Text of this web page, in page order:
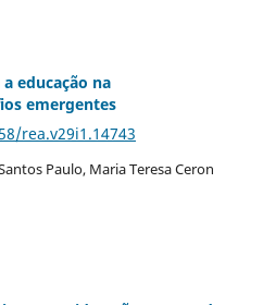
educação na
emergentes
rea.v29i1.14743
Paulo, Maria Teresa Ceron